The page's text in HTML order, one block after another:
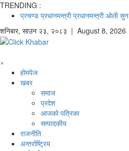
TRENDING :
प्रचण्ड प्रधानमन्त्री प्रधानमन्त्री ओली सुन
शनिबार, साउन २३, २०८३ | August 8, 2026
×
होमपेज
खबर
समाज
प्रदेश
आजको पत्रिका
सम्पादकीय
राजनीति
अन्तर्राष्ट्रिय